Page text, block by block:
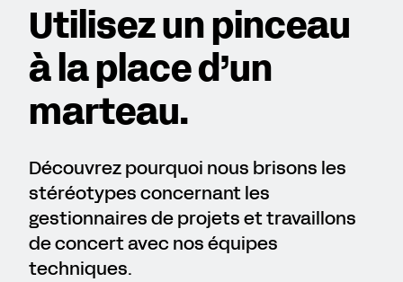
Utilisez un pinceau
à la place d’un
marteau.
Découvrez pourquoi nous brisons les
stéréotypes concernant les
gestionnaires de projets et travaillons
de concert avec nos équipes
techniques.